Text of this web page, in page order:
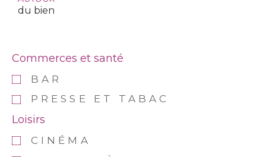
du bien
Commerces et santé
BAR
PRESSE ET TABAC
Loisirs
CINÉMA